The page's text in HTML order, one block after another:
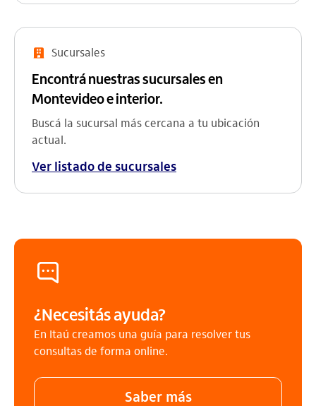
Sucursales
Encontrá nuestras sucursales en
Montevideo e interior.
Buscá la sucursal más cercana a tu ubicación
actual.
Ver listado de sucursales
¿Necesitás ayuda?
En Itaú creamos una guía para resolver tus
consultas de forma online.
Saber más